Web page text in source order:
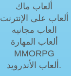
ألعاب ماك
ألعاب على الإنترنت
العاب مجانيه
ألعاب المهارة
MMORPG
ألعاب الأندرويد.